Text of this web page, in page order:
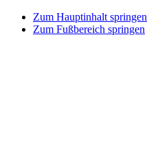
Zum Hauptinhalt springen
Zum Fußbereich springen